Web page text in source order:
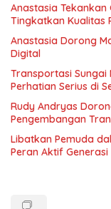
Anastasia Tekankan
Tingkatkan Kualitas
Anastasia Dorong
Digital
Transportasi Sungai
Perhatian Serius di
Rudy Andryas
Pengembangan
Libatkan Pemuda
Peran Aktif Generasi